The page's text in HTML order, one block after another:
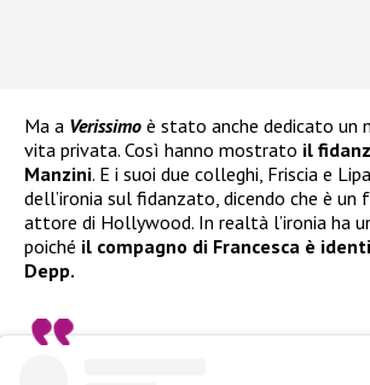
Ma a Verissimo è stato anche dedicato un
vita privata. Così hanno mostrato il
Manzini. E i suoi due colleghi, Friscia e
dell’ironia sul fidanzato, dicendo che è un
attore di Hollywood. In realtà l’ironia ha
poiché il compagno di Francesca è
Depp.